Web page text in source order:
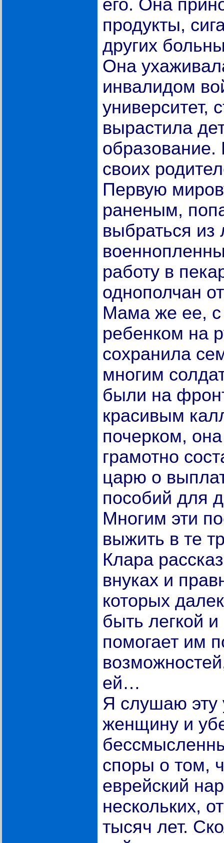
его. Она
продукты,
других
Она
инвалидом
университет,
вырастила
своих
Первую
раненым,
выбраться из
работу в
однополчан
Мама же ее,
ребенком на
сохранила
многим
были на
красивым
почерком,
грамотно
царю о
пособий для
Многим эти
выжить в те
Клара
внуках и
которых
быть легкой
помогает им
ей…
Я слушаю
женщину и
споры о том,
еврейский
нескольких,
тысяч лет.